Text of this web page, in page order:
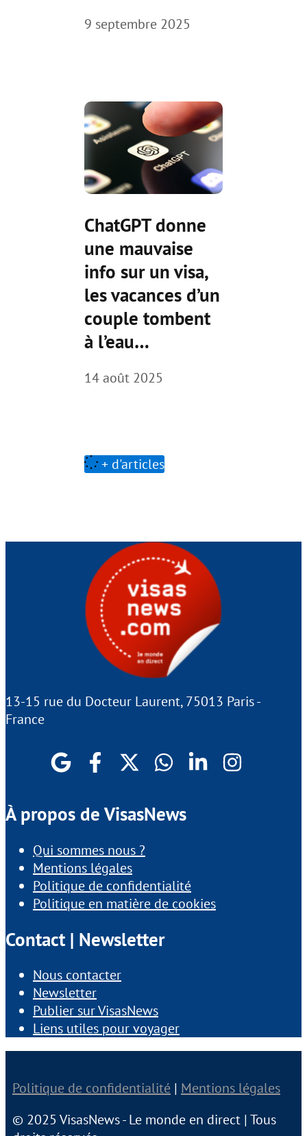
9 septembre 2025
ChatGPT donne
une mauvaise
info sur un visa,
les vacances d’un
couple tombent
à l’eau…
14 août 2025
+ d'articles
13-15 rue du Docteur Laurent, 75013 Paris -
France
À propos de VisasNews
Qui sommes nous ?
Mentions légales
Politique de confidentialité
Politique en matière de cookies
Contact | Newsletter
Nous contacter
Newsletter
Publier sur VisasNews
Liens utiles pour voyager
Politique de confidentialité | Mentions légales
© 2025 VisasNews - Le monde en direct | Tous